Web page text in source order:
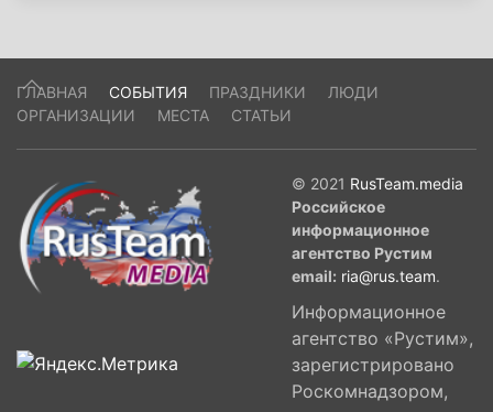
Минздрава России Сергей Готье.
ГЛАВНАЯ СОБЫТИЯ ПРАЗДНИКИ
ЛЮДИ
ОРГАНИЗАЦИИ
МЕСТА СТАТЬИ
© 2021 RusTeam.media
Российское
информационное
агентство Рустим
email: ria@rus.team.
Информационное
агентство «Рустим»,
зарегистрировано
Роскомнадзором,